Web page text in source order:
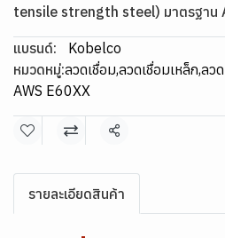
tensile strength steel) มาตรฐาน
แบรนด์:
Kobelco
หมวดหมู่:ลวดเชื่อม,ลวดเชื่อมเหล็ก,ลว
AWS E60XX
แชร์
รายละเอียดสินค้า